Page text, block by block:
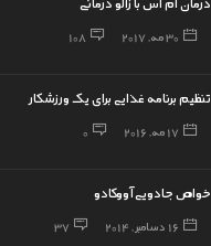
30 مه, 2017 108
تنظیم برنامه غذایی برای یک ورزشکار
17 مه, 2016 0
خواص جادویی آووکادو
16 دسامبر, 2014 37